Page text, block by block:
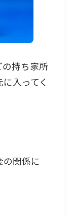
持ち家所
入ってく
関係に